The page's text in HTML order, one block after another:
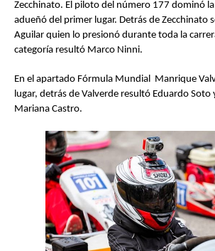
Zecchinato. El piloto del número 177 dominó
adueñó del primer lugar. Detrás de Zecchinato
Aguilar quien lo presionó durante toda la
categoría resultó Marco Ninni.
En el apartado Fórmula Mundial Manrique
lugar, detrás de Valverde resultó Eduardo Soto
Mariana Castro.